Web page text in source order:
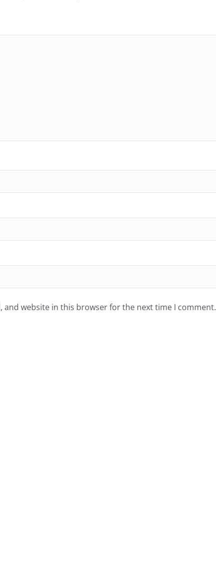
and website in this browser for the next time I comment.